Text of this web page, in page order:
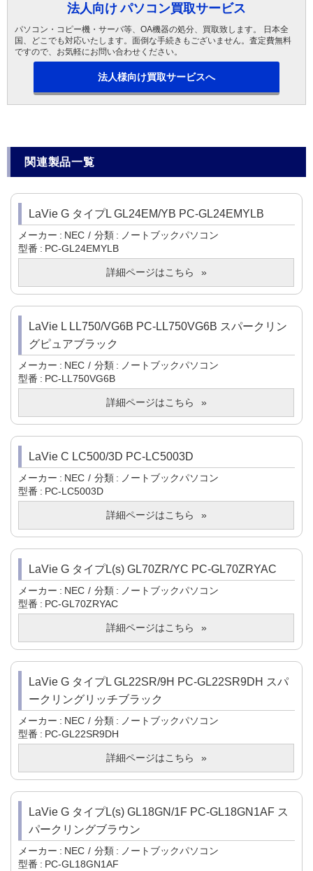
法人向け パソコン買取サービス
パソコン・コピー機・サーバ等、OA機器の処分、買取致します。 日本全
国、どこでも対応いたします。面倒な手続きもございません。査定費無料
ですので、お気軽にお問い合わせください。
法人様向け買取サービスへ
関連製品一覧
LaVie G タイプL GL24EM/YB PC-GL24EMYLB
メーカー NEC 分類
ノートブックパソコン
型番
PC-GL24EMYLB
詳細ページはこちら
LaVie L LL750/VG6B PC-LL750VG6B スパークリン
グピュアブラック
メーカー NEC 分類
ノートブックパソコン
型番
PC-LL750VG6B
詳細ページはこちら
LaVie C LC500/3D PC-LC5003D
メーカー NEC 分類
ノートブックパソコン
型番
PC-LC5003D
詳細ページはこちら
LaVie G タイプL(s) GL70ZR/YC PC-GL70ZRYAC
メーカー NEC 分類
ノートブックパソコン
型番
PC-GL70ZRYAC
詳細ページはこちら
LaVie G タイプL GL22SR/9H PC-GL22SR9DH スパ
ークリングリッチブラック
メーカー NEC 分類
ノートブックパソコン
型番
PC-GL22SR9DH
詳細ページはこちら
LaVie G タイプL(s) GL18GN/1F PC-GL18GN1AF ス
パークリングブラウン
メーカー NEC 分類
ノートブックパソコン
型番
PC-GL18GN1AF